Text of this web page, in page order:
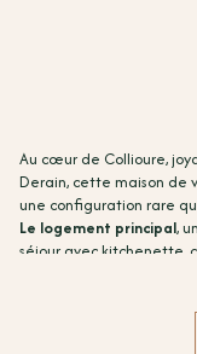
Au cœur de Collioure,
Derain, cette maison
une configuration rare
Le logement principal,
séjour avec kitchenette,
,
par son grand salon-